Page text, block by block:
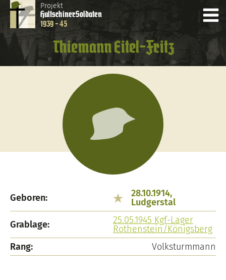
Projekt
HultschinerSoldaten
1939 - 45
Thiemann Eitel-Fritz
Geboren:
28.10.1914,
Ludgerstal
Grablage:
25.05.1945 Kgf-Lager
Rothenstein/Königsberg
Rang:
Volksturmmann